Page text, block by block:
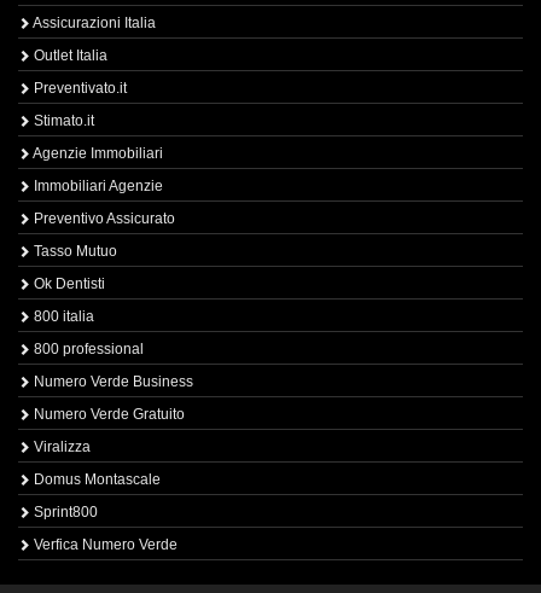
Assicurazioni Italia
Outlet Italia
Preventivato.it
Stimato.it
Agenzie Immobiliari
Immobiliari Agenzie
Preventivo Assicurato
Tasso Mutuo
Ok Dentisti
800 italia
800 professional
Numero Verde Business
Numero Verde Gratuito
Viralizza
Domus Montascale
Sprint800
Verfica Numero Verde